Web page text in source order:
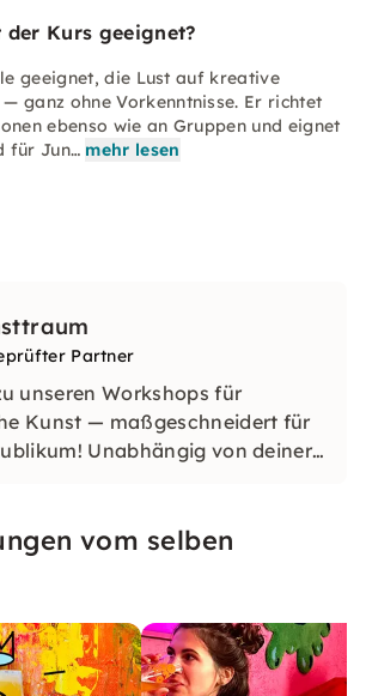
der Kurs geeignet?
geeignet, die Lust auf kreative
ganz ohne Vorkenntnisse. Er richtet
ebenso wie an Gruppen und eignet
für Jun… mehr lesen
Partner
unseren Workshops für
Kunst — maßgeschneidert für
Unabhängig von deiner
die vielfältige Kunstwelt im
Hamburgs zu feiern.
eine transformative
vom selben